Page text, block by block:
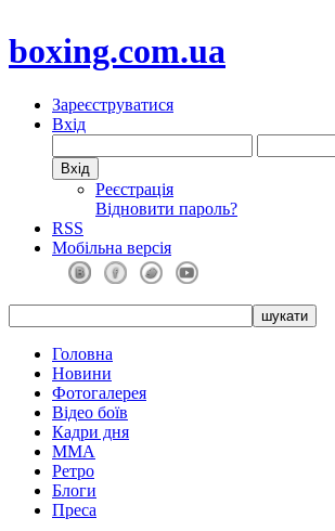
boxing.com.ua
Зареєструватися
Вхід
Реєстрація
Відновити пароль?
RSS
Мобільна версія
Головна
Новини
Фотогалерея
Відео боїв
Кадри дня
ММА
Ретро
Блоги
Преса